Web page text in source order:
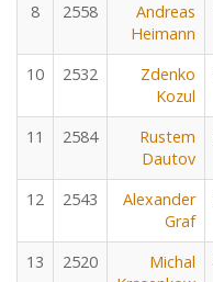
8 2558
Andreas
Heimann
10 2532
Zdenko
Kozul
11 2584
Rustem
Dautov
12 2543
Alexander
Graf
13 2520
Michal